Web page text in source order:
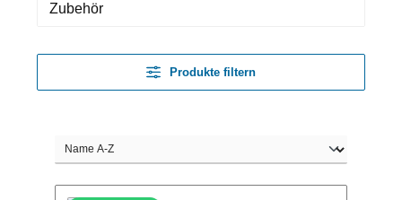
Zubehör
Produkte filtern